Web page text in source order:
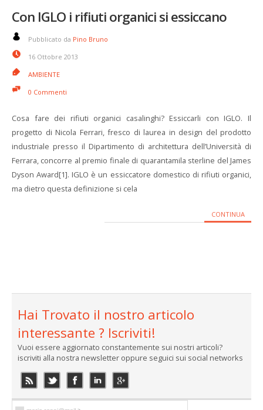
Con IGLO i rifiuti organici si essiccano
Pubblicato da Pino Bruno
16 Ottobre 2013
AMBIENTE
0 Commenti
Cosa fare dei rifiuti organici casalinghi? Essiccarli con IGLO. Il
progetto di Nicola Ferrari, fresco di laurea in design del prodotto
industriale presso il Dipartimento di architettura dell’Università di
Ferrara, concorre al premio finale di quarantamila sterline del James
Dyson Award[1]. IGLO è un essiccatore domestico di rifiuti organici,
ma dietro questa definizione si cela
CONTINUA
Hai Trovato il nostro articolo
interessante ? Iscriviti!
Vuoi essere aggiornato constantemente sui nostri articoli?
iscriviti alla nostra newsletter oppure seguici sui social networks